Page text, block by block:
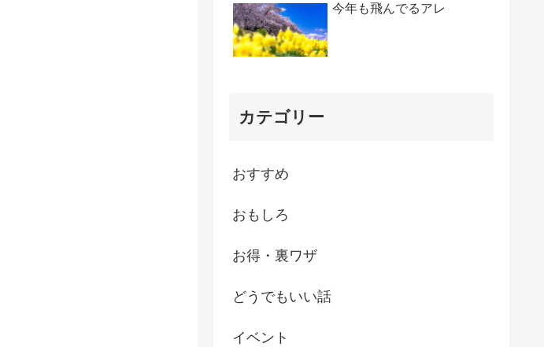
今年も飛んでるアレ
カテゴリー
おすすめ
おもしろ
お得・裏ワザ
どうでもいい話
イベント